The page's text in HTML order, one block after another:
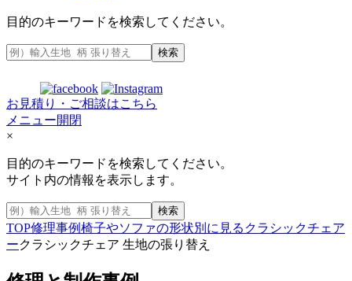
目的のキーワードを検索してください。
検索
お見積り・ご相談はこちら
メニュー開閉
×
目的のキーワードを検索してください。
サイト内の情報を表示します。
検索
TOP修理事例椅子やソファの形状別に見る クラシックチェア
ークラシックチェア 生地の張り替え